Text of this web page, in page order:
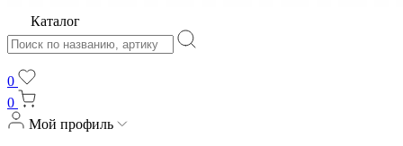
Каталог
0
0
Мой профиль